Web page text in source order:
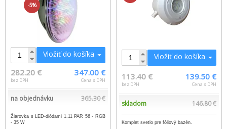
-5%
Vložiť do košíka
282.20 €
bez DPH
347.00 €
Cena s DPH
na objednávku 365.30 €
Žiarovka s LED-diódami 1.11 PAR 56 - RGB
- 35 W
Vložiť do košíka
113.40 €
bez DPH
139.50 €
Cena s DPH
skladom 146.80 €
Komplet svetlo pre fóliový bazén.